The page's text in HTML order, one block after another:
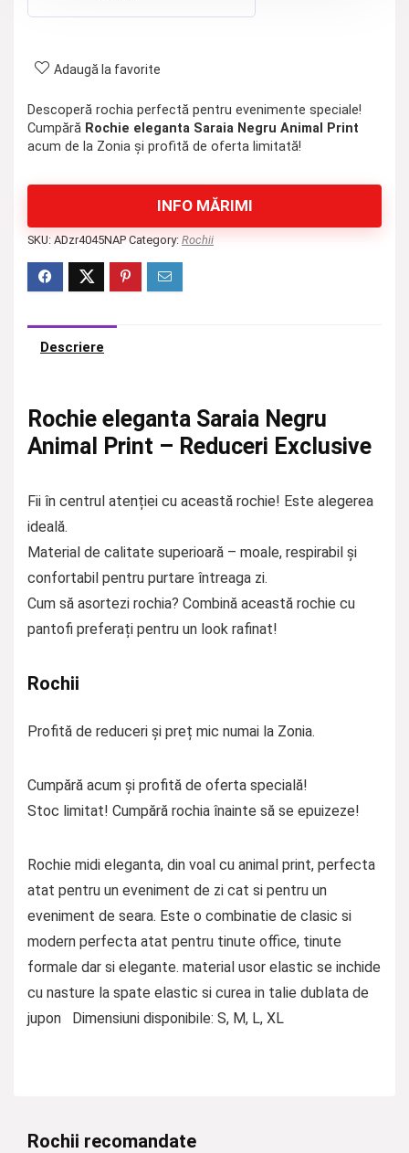
Adaugă la favorite
Descoperă rochia perfectă pentru evenimente speciale!
Cumpără Rochie eleganta Saraia Negru Animal Print
acum de la Zonia și profită de oferta limitată!
INFO MĂRIMI
SKU: ADzr4045NAP Category: Rochii
Descriere
Rochie eleganta Saraia Negru
Animal Print – Reduceri Exclusive
Fii în centrul atenției cu această rochie! Este alegerea
ideală.
Material de calitate superioară – moale, respirabil și
confortabil pentru purtare întreaga zi.
Cum să asortezi rochia? Combină această rochie cu
pantofi preferați pentru un look rafinat!
Rochii
Profită de reduceri și preț mic numai la Zonia.
Cumpără acum și profită de oferta specială!
Stoc limitat! Cumpără rochia înainte să se epuizeze!
Rochie midi eleganta, din voal cu animal print, perfecta
atat pentru un eveniment de zi cat si pentru un
eveniment de seara. Este o combinatie de clasic si
modern perfecta atat pentru tinute office, tinute
formale dar si elegante. material usor elastic se inchide
cu nasture la spate elastic si curea in talie dublata de
jupon Dimensiuni disponibile: S, M, L, XL
Rochii recomandate